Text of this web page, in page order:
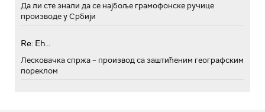
Да ли сте знали да се најбоље грамофонске ручице
производе у Србији
Re: Eh...
Лесковачка спржа – производ са заштићеним географским
пореклом